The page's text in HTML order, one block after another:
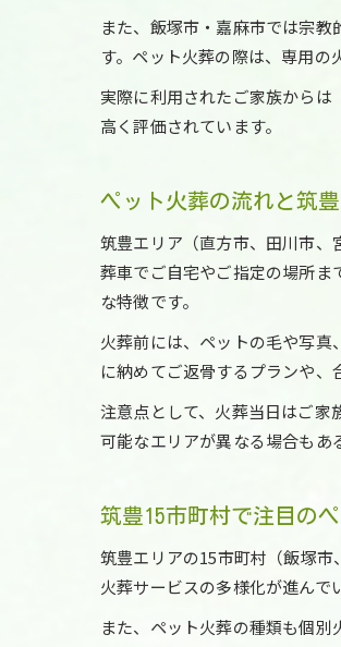
また、飯塚市・嘉麻市では宗
す。ペット火葬の際は、専用の
実際に利用されたご家族から
高く評価されています。
ペット火葬の流れと筑
筑豊エリア（直方市、田川市、
葬車でご自宅やご指定の場所ま
な特徴です。
火葬前には、ペットの毛や写
に納めてご返骨するプランや、
注意点として、火葬当日はご家
可能なエリアが異なる場合もあ
筑豊15市町村で注目の
筑豊エリアの15市町村（飯塚
火葬サービスの多様化が進んで
また、ペット火葬の種類も個